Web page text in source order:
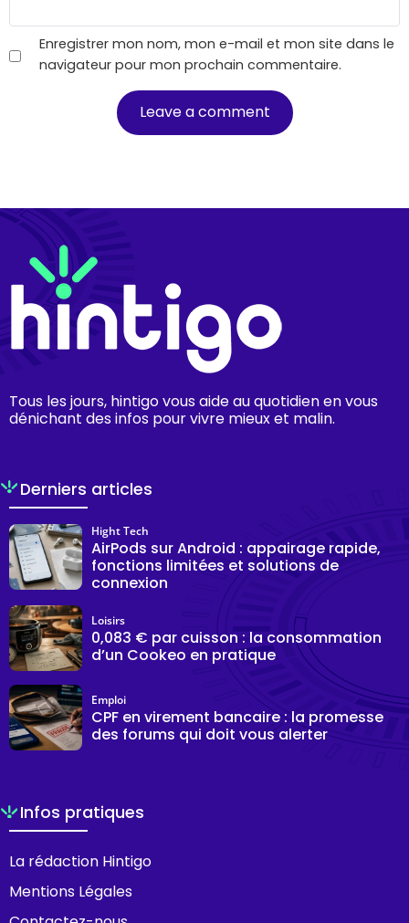
Enregistrer mon nom, mon e-mail et mon site dans le
navigateur pour mon prochain commentaire.
Tous les jours, hintigo vous aide au quotidien en vous
dénichant des infos pour vivre mieux et malin.
Derniers articles
AirPods sur Android : appairage rapide,
fonctions limitées et solutions de
connexion
Hight Tech
0,083 € par cuisson : la consommation
d’un Cookeo en pratique
Loisirs
CPF en virement bancaire : la promesse
des forums qui doit vous alerter
Emploi
Infos pratiques
La rédaction Hintigo
Mentions Légales